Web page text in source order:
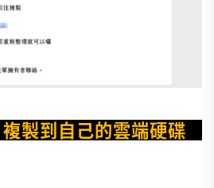
製到自己的雲端硬碟